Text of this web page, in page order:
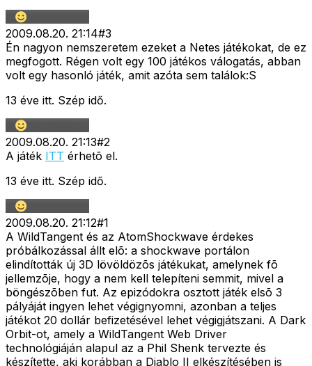
2009.08.20. 21:14#3
Én nagyon nemszeretem ezeket a Netes játékokat, de ez
megfogott. Régen volt egy 100 játékos válogatás, abban
volt egy hasonló játék, amit azóta sem találok:S
13 éve itt. Szép idő.
2009.08.20. 21:13#2
A játék ITT érhetõ el.
13 éve itt. Szép idő.
2009.08.20. 21:12#1
A WildTangent és az AtomShockwave érdekes
próbálkozással állt elõ: a shockwave portálon
elindították új 3D lövöldözõs játékukat, amelynek fõ
jellemzõje, hogy a nem kell telepíteni semmit, mivel a
böngészõben fut. Az epizódokra osztott játék elsõ 3
pályáját ingyen lehet végignyomni, azonban a teljes
játékot 20 dollár befizetésével lehet végigjátszani. A Dark
Orbit-ot, amely a WildTangent Web Driver
technológiáján alapul az a Phil Shenk tervezte és
készítette, aki korábban a Diablo II elkészítésében is